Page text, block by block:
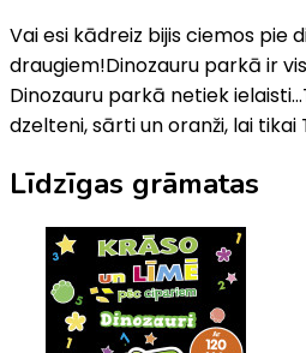
Vai esi kādreiz bijis ciemos pie
draugiem!Dinozauru parkā ir
Dinozauru parkā netiek
dzelteni, sārti un oranži, lai tikai
Līdzīgas grāmatas